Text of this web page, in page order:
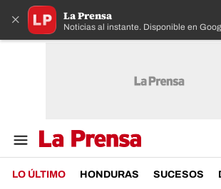
× La Prensa
Noticias al instante. Disponible en
LO ÚLTIMO HONDURAS SUCESOS